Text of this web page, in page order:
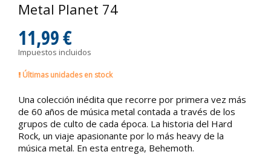
Metal Planet 74
11,99 €
Impuestos incluidos
Últimas unidades en stock
Una colección inédita que recorre por primera vez más
de 60 años de música metal contada a través de los
grupos de culto de cada época. La historia del Hard
Rock, un viaje apasionante por lo más heavy de la
música metal. En esta entrega, Behemoth.